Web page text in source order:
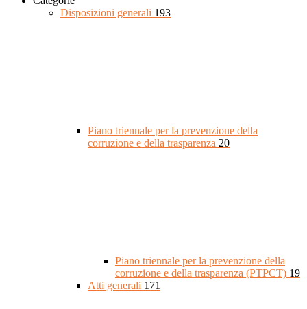
Disposizioni generali 193
Piano triennale per la prevenzione della
corruzione e della trasparenza 20
Piano triennale per la prevenzione della
corruzione e della trasparenza (PTPCT) 19
Atti generali 171